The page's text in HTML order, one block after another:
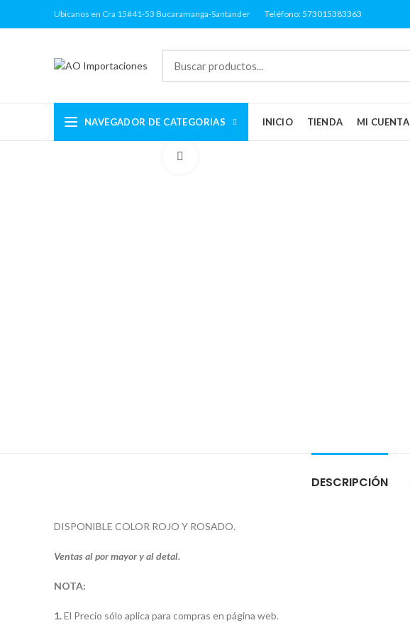
Ubicanos en Cra 15#41-53 Bucaramanga-Santander Teléfono: 573015383363
NAVEGADOR DE CATEGORIAS INICIO TIENDA MI CUENTA
DESCRIPCIÓN
DISPONIBLE COLOR ROJO Y ROSADO.
Ventas al por mayor y al detal.
NOTA:
1.El Precio sólo aplica para compras en página web.